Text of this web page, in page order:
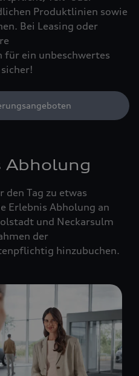
Produktlinien sowie
Bei Leasing oder
für ein unbeschwertes
Abholung
den Tag zu etwas
Erlebnis Abholung an
und Neckarsulm
der
hinzubuchen.